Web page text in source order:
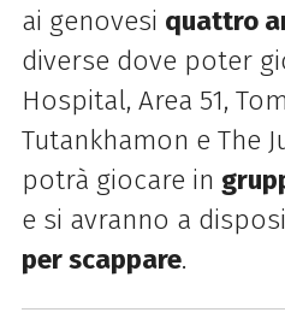
ai genovesi quattro
diverse dove poter
Hospital, Area 51,
Tutankhamon e The
potrà giocare in
e si avranno a
per scappare.